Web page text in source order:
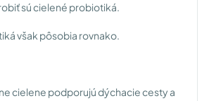
sú cielené probiotiká.
však pôsobia rovnako.
cielene podporujú dýchacie cesty a